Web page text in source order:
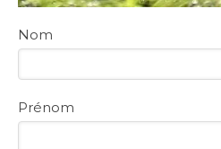
Nom
Prénom